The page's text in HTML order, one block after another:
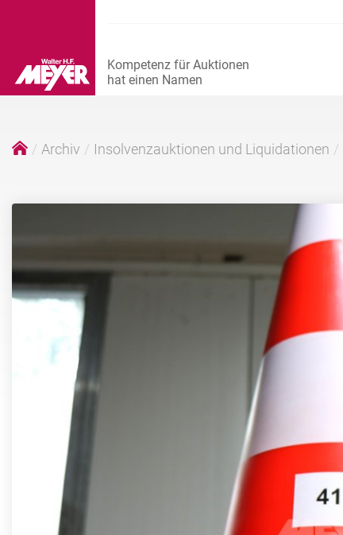
Archiv Insolvenzauktionen und Liquidationen